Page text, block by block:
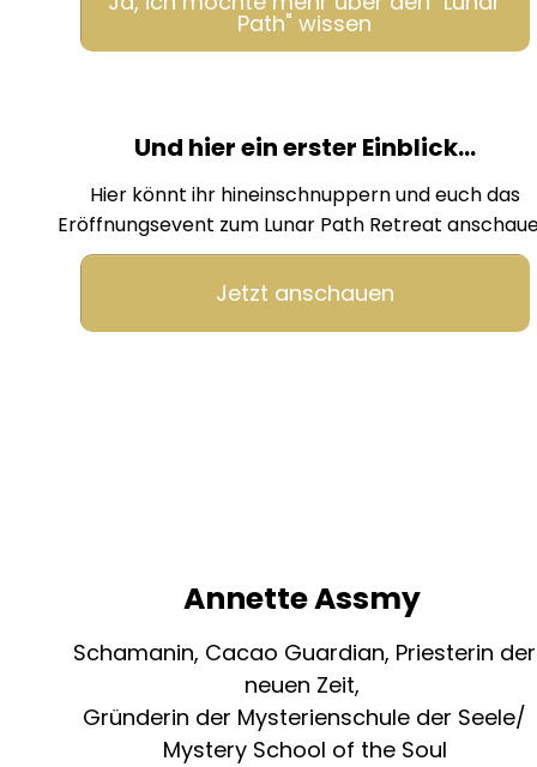
Path" wissen
Und hier ein erster Einblick...
Hier könnt ihr hineinschnuppern und euch das
Eröffnungsevent zum Lunar Path Retreat
Jetzt anschauen
Annette Assmy
Schamanin, Cacao Guardian, Priesterin der
neuen Zeit,
Gründerin der Mysterienschule der Seele/
Mystery School of the Soul